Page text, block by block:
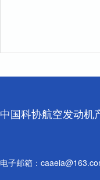
中国科协航空发动机
电子邮箱：